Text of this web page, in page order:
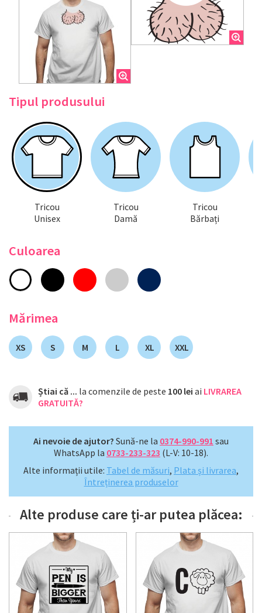
Tipul produsului
Tricou
Unisex
Tricou
Damă
Tricou
Bărbați
Culoarea
Mărimea
XS S M L XL XXL
Știai că ... la comenzile de peste 100 lei ai LIVRAREA
GRATUITĂ?
Ai nevoie de ajutor? Sună-ne la 0374-990-991 sau
WhatsApp la 0733-233-323 (L-V: 10-18).
Alte informații utile: Tabel de măsuri, Plata și livrarea,
Întreținerea produselor
Alte produse care ți-ar putea plăcea: